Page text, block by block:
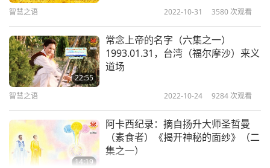
智慧之语 2022-10-31 3580 次观看
22:55
常念上帝的名字（六集之一）
1993.01.31，台湾（福尔摩沙）来义
道场
智慧之语 2022-10-24 9284 次观看
14:19
阿卡西纪录：摘自扬升大师圣哲曼
（素食者）《揭开神秘的面纱》（二
集之一）